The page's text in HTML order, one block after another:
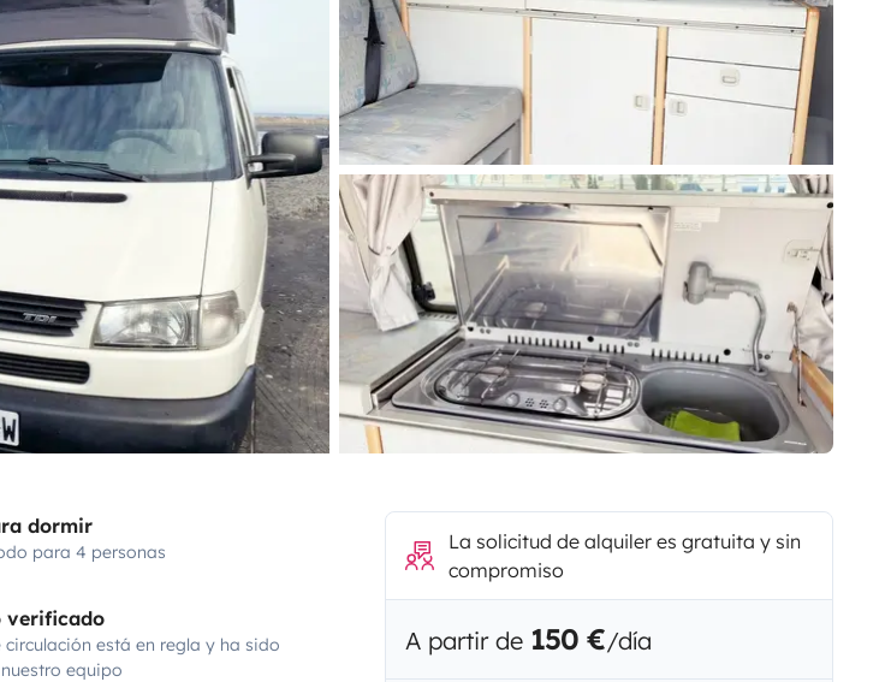
dormir
para 4 personas
verificado
circulación está en regla y ha sido
equipo
La solicitud de alquiler es gratuita y sin
compromiso
A partir de 150 €/día